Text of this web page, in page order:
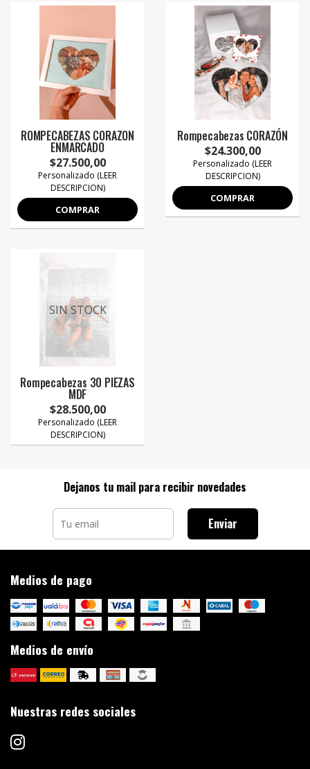
ROMPECABEZAS CORAZON
ENMARCADO
$27.500,00
Personalizado (LEER
DESCRIPCION)
COMPRAR
Rompecabezas CORAZÓN
$24.300,00
Personalizado (LEER
DESCRIPCION)
COMPRAR
SIN STOCK
Rompecabezas 30 PIEZAS
MDF
$28.500,00
Personalizado (LEER
DESCRIPCION)
Dejanos tu mail para recibir novedades
Enviar
Medios de pago
Medios de envío
Nuestras redes sociales